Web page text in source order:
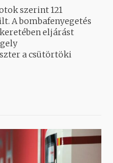
eljárást
a csütörtöki